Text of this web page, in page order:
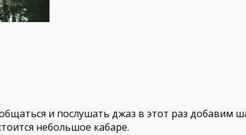
и послушать джаз в этот раз добавим
небольшое кабаре.